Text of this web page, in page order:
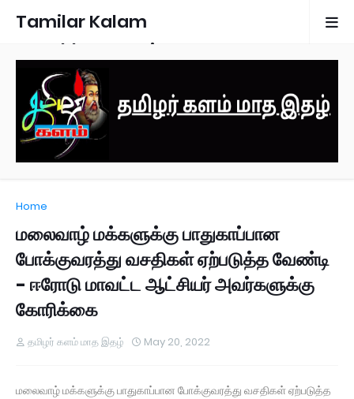
Tamilar Kalam
Monthly Magazine
Home
மலைவாழ் மக்களுக்கு பாதுகாப்பான
போக்குவரத்து வசதிகள் ஏற்படுத்த வேண்டி
- ஈரோடு மாவட்ட ஆட்சியர் அவர்களுக்கு
கோரிக்கை
தமிழர் களம் மாத இதழ் May 20, 2022
மலைவாழ் மக்களுக்கு பாதுகாப்பான போக்குவரத்து வசதிகள் ஏற்படுத்த